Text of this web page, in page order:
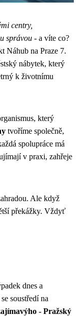
centry,
správou - a víte co?
Náhub na Praze 7.
nábytek, který
k životnímu
který
tvoříme společně,
spolupráce má
v praxi, zahřeje
Ale když
překážky. Vždyť
dnes a
soustředí na
- Pražský